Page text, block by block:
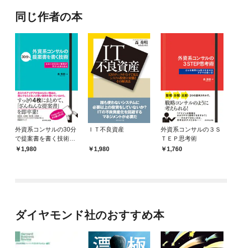
同じ作者の本
外資系コンサルの30分
で提案書を書く技術―
――スルーされない資
1,980
ＩＴ不良資産
1,980
外資系コンサルの３Ｓ
ＴＥＰ思考術
1,760
ダイヤモンド社のおすすめ本